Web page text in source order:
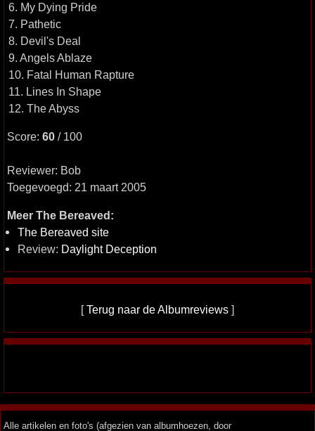
6. My Dying Pride
7. Pathetic
8. Devil's Deal
9. Angels Ablaze
10. Fatal Human Rapture
11. Lines In Shape
12. The Abyss
Score: 60 / 100
Reviewer: Bob
Toegevoegd: 21 maart 2005
Meer The Bereaved:
The Bereaved site
Review: Daylight Deception
[Terug naar de Albumreviews ]
Alle artikelen en foto's (afgezien van albumhoezen, door